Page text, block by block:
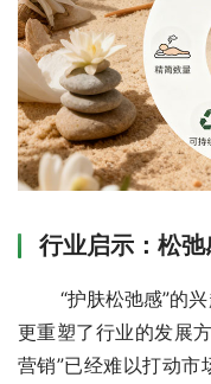
行业启示：松
更重塑了行业的发展
营销”已经难以打动